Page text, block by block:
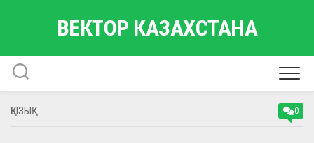
ВЕКТОР КАЗАХСТАНА
ҚЫЗЫҚ 0